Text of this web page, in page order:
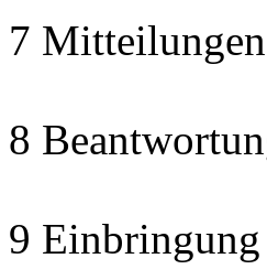
7 Mitteilungen
8
9